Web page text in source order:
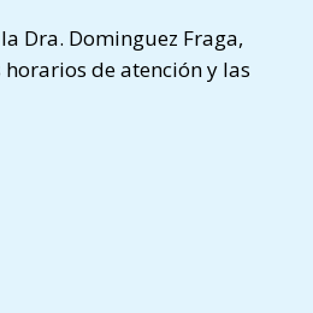
Dra. Dominguez Fraga,
de atención y las